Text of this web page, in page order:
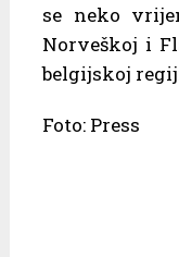
se neko
Norveškoj i
belgijskoj
Foto: Press